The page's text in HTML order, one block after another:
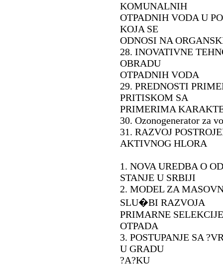
KOMUNALNIH
OTPADNIH VODA U
KOJA SE
ODNOSI NA
28. INOVATIVNE
OBRADU
OTPADNIH VODA
29. PREDNOSTI
PRITISKOM SA
PRIMERIMA
30. Ozonogenerator za
31. RAZVOJ
AKTIVNOG HLORA
1. NOVA UREDBA O
STANJE U SRBIJI
2. MODEL ZA
SLU�BI RAZVOJA
PRIMARNE
OTPADA
3. POSTUPANJE SA
U GRADU
?A?KU